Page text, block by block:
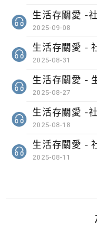
2025-09-08
2025-08-31
生活存關愛 -
2025-08-27
2025-08-18
2025-08-11